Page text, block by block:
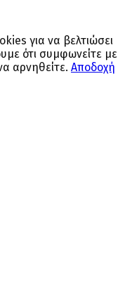
για να βελτιώσει
ότι συμφωνείτε με
αρνηθείτε. Αποδοχή